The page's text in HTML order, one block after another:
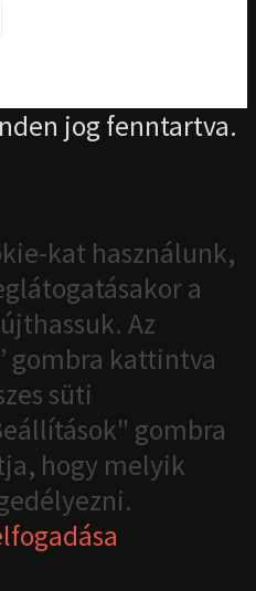
jog fenntartva.
kat használunk,
a
Az
gombra kattintva
süti
gombra
hogy melyik